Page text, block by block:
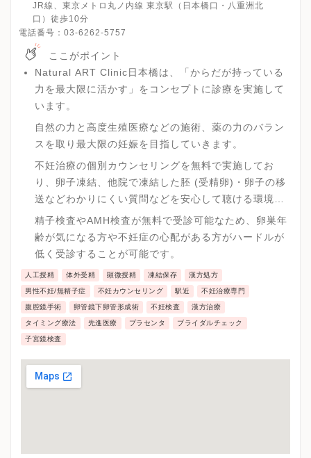
JR線、東京メトロ丸ノ内線 東京駅（日本橋口・八重洲北
口）徒歩10分
電話番号： 03-6262-5757
ここがポイント
Natural ART Clinic日本橋は、「からだが持っている
力を最大限に活かす」をコンセプトに診療を実施して
います。
自然の力と高度生殖医療などの施術、薬の力のバラン
スを取り最大限の妊娠を目指していきます。
不妊治療の個別カウンセリングを無料で実施してお
り、卵子凍結、他院で凍結した胚 (受精卵)・卵子の移
送などわかりにくい質問などを安心して聴ける環境が
整えられています。
精子検査やAMH検査が無料で受診可能なため、卵巣年
齢が気になる方や不妊症の心配がある方がハードルが
低く受診することが可能です。
人工授精 体外受精 顕微授精 凍結保存 漢方処方
男性不妊/無精子症 不妊カウンセリング 駅近 不妊治療専門
腹腔鏡手術 卵管鏡下卵管形成術 不妊検査 漢方治療
タイミング療法 先進医療 プラセンタ ブライダルチェック
子宮鏡検査